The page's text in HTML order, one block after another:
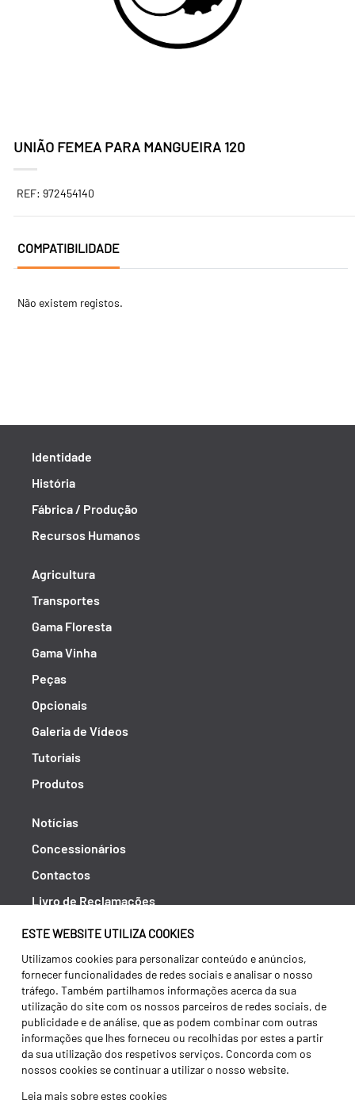
ESTE WEBSITE UTILIZA COOKIES
Utilizamos cookies para personalizar conteúdo e anúncios,
fornecer funcionalidades de redes sociais e analisar o nosso
tráfego. Também partilhamos informações acerca da sua
utilização do site com os nossos parceiros de redes sociais, de
publicidade e de análise, que as podem combinar com outras
informações que lhes forneceu ou recolhidas por estes a partir
da sua utilização dos respetivos serviços. Concorda com os
nossos cookies se continuar a utilizar o nosso website.
Leia mais sobre estes cookies
UNIÃO FEMEA PARA MANGUEIRA 120
REF: 972454140
COMPATIBILIDADE
Não existem registos.
Identidade
História
Fábrica / Produção
Recursos Humanos
Agricultura
Transportes
Gama Floresta
Gama Vinha
Peças
Opcionais
Galeria de Vídeos
Tutoriais
Produtos
Notícias
Concessionários
Contactos
Livro de Reclamações
Política de Privacidade
Canal de Denúncias (RGPC)
Termos e condições